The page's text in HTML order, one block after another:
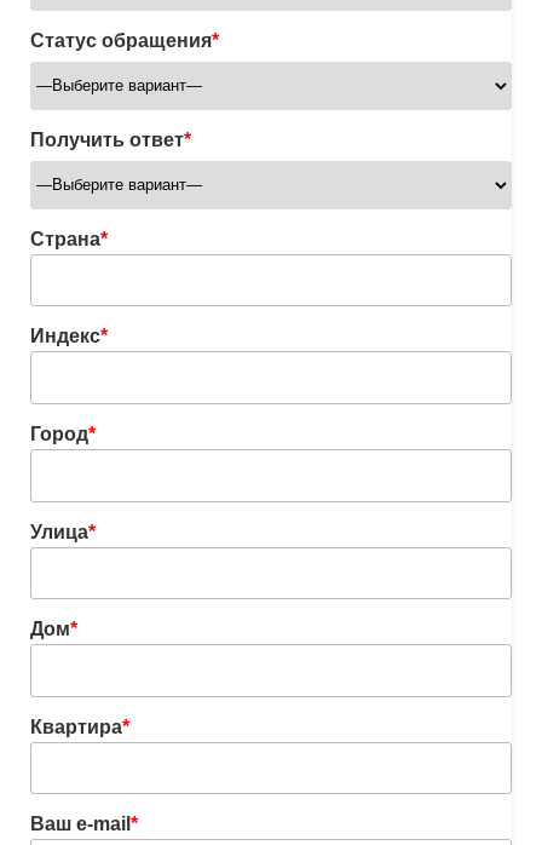
Статус обращения*
Получить ответ*
Страна*
Индекс*
Город*
Улица*
Дом*
Квартира*
Ваш e-mail *